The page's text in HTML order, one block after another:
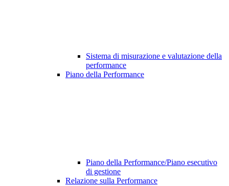
Sistema di misurazione e valutazione della
performance
Piano della Performance
Piano della Performance/Piano esecutivo
di gestione
Relazione sulla Performance